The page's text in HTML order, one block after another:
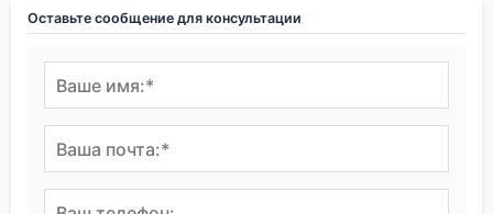
Оставьте сообщение для консультации